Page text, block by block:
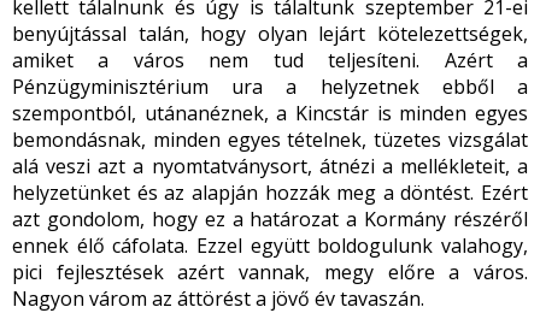
kellett tálalnunk és úgy is tálaltunk szeptember 21-ei
benyújtással talán, hogy olyan lejárt kötelezettségek,
amiket a város nem tud teljesíteni. Azért a
Pénzügyminisztérium ura a helyzetnek ebből a
szempontból, utánanéznek, a Kincstár is minden egyes
bemondásnak, minden egyes tételnek, tüzetes vizsgálat
alá veszi azt a nyomtatványsort, átnézi a mellékleteit, a
helyzetünket és az alapján hozzák meg a döntést. Ezért
azt gondolom, hogy ez a határozat a Kormány részéről
ennek élő cáfolata. Ezzel együtt boldogulunk valahogy,
pici fejlesztések azért vannak, megy előre a város.
Nagyon várom az áttörést a jövő év tavaszán.